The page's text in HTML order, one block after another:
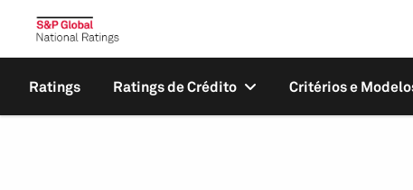
Ratings Ratings de Crédito Critérios e